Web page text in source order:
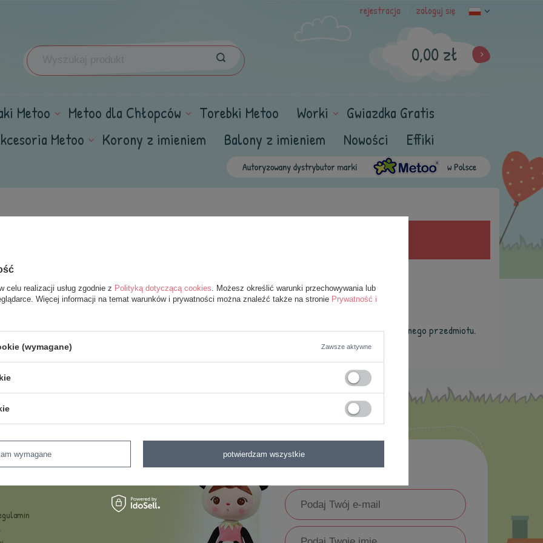
rejestracja zaloguj się
0,00 zł
Metoo Metoo dla Chłopców Torebki Metoo Worki
Gwiazdka Gratis
Metoo Korony z imieniem Balony z imieniem Nowości
Effiki
którego nie mamy w ofercie?
kupić go w naszym sklepie, możesz skorzystać ze specjalnego formularza i przesłać nam opis szukanego przedmiotu.
Newsletter
celu realizacji usług zgodnie z Polityką dotyczącą cookies. Możesz określić warunki przechowywania lub
Więcej informacji na temat warunków i prywatności można znaleźć także na stronie Prywatność i
(wymagane) Zawsze aktywne
wymagane potwierdzam wszystkie